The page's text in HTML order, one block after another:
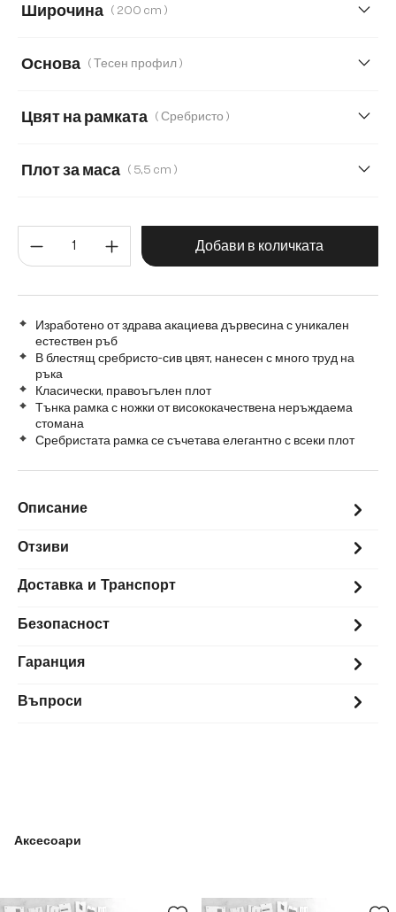
Широчина ( 200 cm )
280 cm
Основа ( Тесен профил )
Цвят на рамката ( Сребристо )
Transparent
Плот за маса ( 5,5 cm )
Количество на продукта:
Добави в количката
Изработено от здрава акациева дървесина с уникален
естествен ръб
В блестящ сребристо-сив цвят, нанесен с много труд на
ръка
Класически, правоъгълен плот
Тънка рамка с ножки от висококачествена неръждаема
стомана
Сребристата рамка се съчетава елегантно с всеки плот
Описание
Отзиви
Доставка и Транспорт
Безопасност
Гаранция
Въпроси
Аксесоари